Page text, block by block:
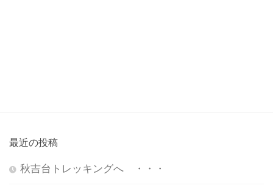
最近の投稿
秋吉台トレッキングへ ・・・